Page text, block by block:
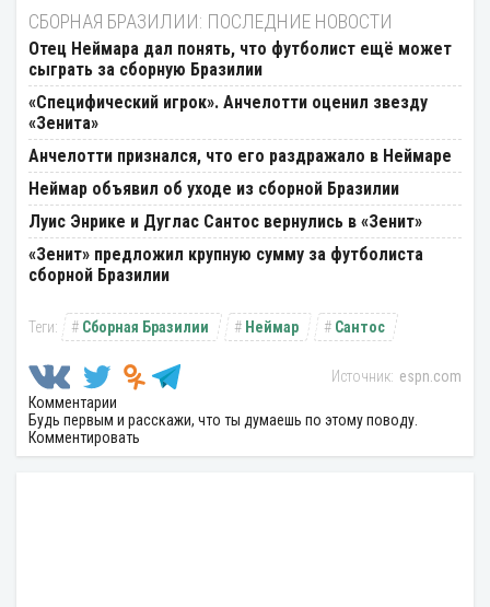
СБОРНАЯ БРАЗИЛИИ: ПОСЛЕДНИЕ НОВОСТИ
Отец Неймара дал понять, что футболист ещё может
сыграть за сборную Бразилии
«Специфический игрок». Анчелотти оценил звезду
«Зенита»
Анчелотти признался, что его раздражало в Неймаре
Неймар объявил об уходе из сборной Бразилии
Луис Энрике и Дуглас Сантос вернулись в «Зенит»
«Зенит» предложил крупную сумму за футболиста
сборной Бразилии
Сборная Бразилии Неймар Сантос
espn.com
Комментарии
Будь первым и расскажи, что ты думаешь по этому поводу.
Комментировать